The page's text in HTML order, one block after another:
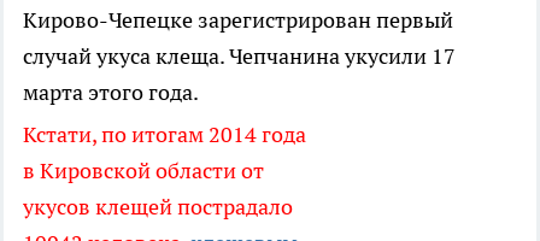
Кирово-Чепецке зарегистрированпервый
случай укуса клеща. Чепчанина укусили 17
марта этого года.
Кстати, по итогам 2014 года
в Кировской области от
укусов клещейпострадало